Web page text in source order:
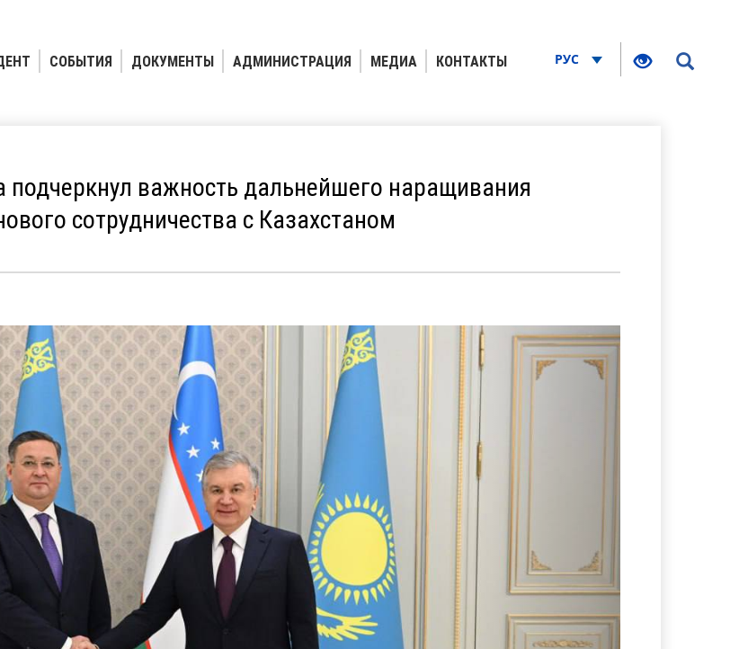
СОБЫТИЯ ДОКУМЕНТЫ АДМИНИСТРАЦИЯ МЕДИА КОНТАКТЫ РУС
подчеркнул важность дальнейшего наращивания
сотрудничества с Казахстаном